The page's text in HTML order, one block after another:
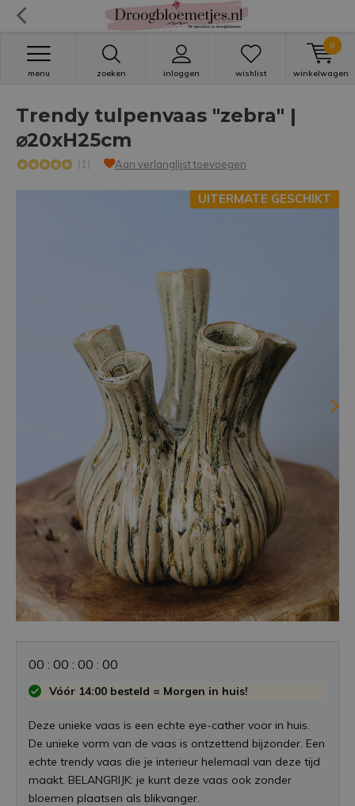
zoeken inloggen
menu wishlist winkelwagen
0
Trendy tulpenvaas "zebra" |
⌀20xH25cm
(1) Aan verlanglijst toevoegen
UITERMATE GESCHIKT
00 : 00 : 00 : 00
Vóór 14:00 besteld = Morgen in huis!
Deze unieke vaas is een echte eye-cather voor in huis.
De unieke vorm van de vaas is ontzettend bijzonder. Een
echte trendy vaas die je interieur helemaal van deze tijd
maakt. BELANGRIJK: je kunt deze vaas ook zonder
bloemen plaatsen als blikvanger.